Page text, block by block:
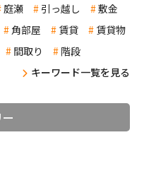
庭瀬 引っ越し
敷金
角部屋 賃貸
賃貸物
間取り
階段
キーワード一覧を見る